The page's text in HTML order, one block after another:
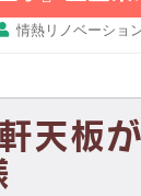
情熱リノベーショ
軒天板